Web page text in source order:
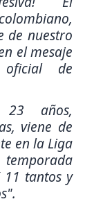
de nuestro
el mesaje
de
años,
viene de
en la Liga
tantos y